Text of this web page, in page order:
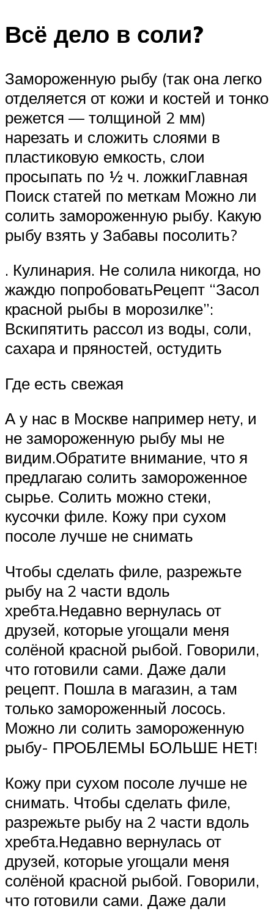
Всё дело в соли?
Замороженную рыбу (так она легко
отделяется от кожи и костей и тонко
режется — толщиной 2 мм)
нарезать и сложить слоями в
пластиковую емкость, слои
просыпать по ½ ч. ложкиГлавная
Поиск статей по меткам Можно ли
солить замороженную рыбу. Какую
рыбу взять у Забавы посолить?
. Кулинария. Не солила никогда, но
жаждю попробоватьРецепт “Засол
красной рыбы в морозилке”:
Вскипятить рассол из воды, соли,
сахара и пряностей, остудить
Где есть свежая
А у нас в Москве например нету, и
не замороженную рыбу мы не
видим.Обратите внимание, что я
предлагаю солить замороженное
сырье. Солить можно стеки,
кусочки филе. Кожу при сухом
посоле лучше не снимать
Чтобы сделать филе, разрежьте
рыбу на 2 части вдоль
хребта.Недавно вернулась от
друзей, которые угощали меня
солёной красной рыбой. Говорили,
что готовили сами. Даже дали
рецепт. Пошла в магазин, а там
только замороженный лосось.
Можно ли солить замороженную
рыбу- ПРОБЛЕМЫ БОЛЬШЕ НЕТ!
Кожу при сухом посоле лучше не
снимать. Чтобы сделать филе,
разрежьте рыбу на 2 части вдоль
хребта.Недавно вернулась от
друзей, которые угощали меня
солёной красной рыбой. Говорили,
что готовили сами. Даже дали